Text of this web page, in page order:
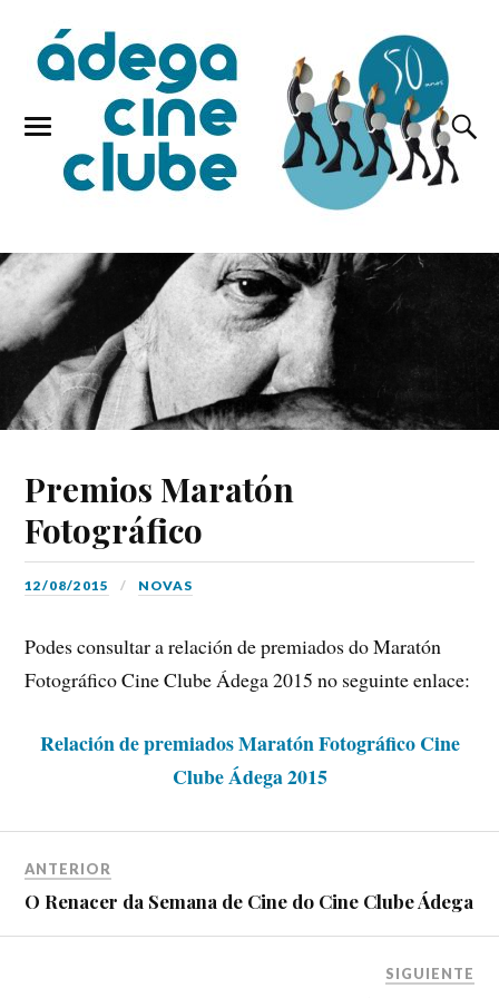
Premios Maratón
Fotográfico
12/08/2015 NOVAS
Podes consultar a relación de premiados do Maratón
Fotográfico Cine Clube Ádega 2015 no seguinte enlace:
Relación de premiados Maratón Fotográfico Cine
Clube Ádega 2015
ANTERIOR
O Renacer da Semana de Cine do Cine Clube Ádega
SIGUIENTE